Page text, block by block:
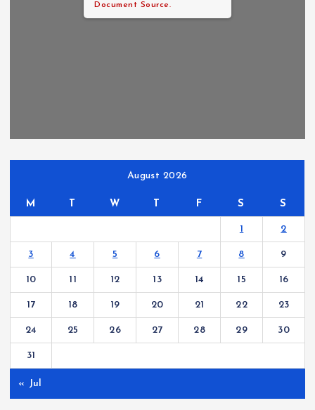
Document Source.
August 2026
M T W T F S S
1 2
3 4 5 6 7 8 9
10 11 12 13 14 15 16
17 18 19 20 21 22 23
24 25 26 27 28 29 30
31
« Jul